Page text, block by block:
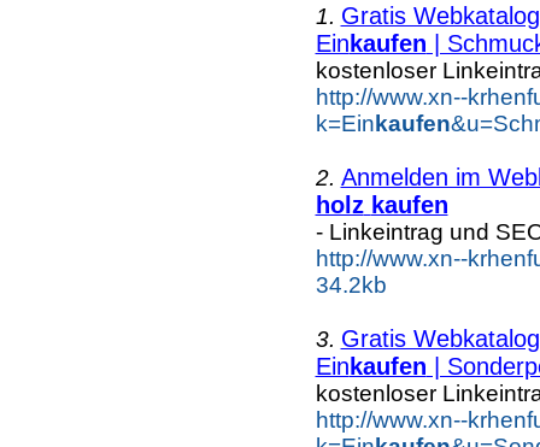
1. Gratis
Ein kaufen |
kostenloser
http://www.xn--
k=Ein kaufen
2. Anmelden im
holz kaufen
- Linkeintrag und
http://www.xn--
34.2kb
3. Gratis
Ein kaufen |
kostenloser
http://www.xn--